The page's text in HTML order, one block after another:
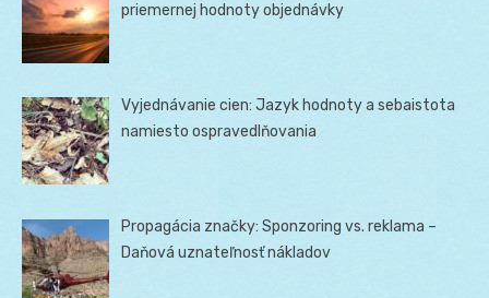
priemernej hodnoty objednávky
Vyjednávanie cien: Jazyk hodnoty a sebaistota
namiesto ospravedlňovania
Propagácia značky: Sponzoring vs. reklama –
Daňová uznateľnosť nákladov